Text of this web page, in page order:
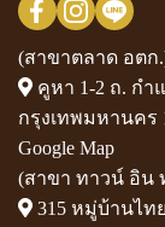
(สาขาตลาด อตก
คูหา 1-2 ถ. กำ
กรุงเทพมหานคร
Google Map
(สาขา ทาวน์ อิน
315 หมู่บ้านไท